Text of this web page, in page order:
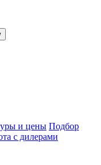
и цены Подбор
с дилерами